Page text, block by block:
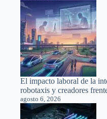
El impacto laboral de la
robotaxis y creadores
agosto 6, 2026